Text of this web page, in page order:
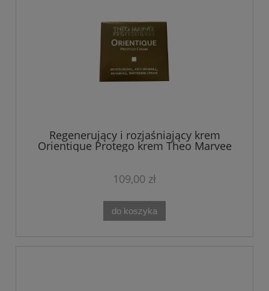
Regenerujący i rozjaśniający krem
Orientique Protego krem Theo Marvee
50 ml
109,00 zł
do koszyka